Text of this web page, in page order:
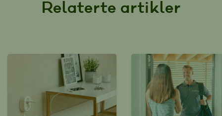
Relaterte artikler